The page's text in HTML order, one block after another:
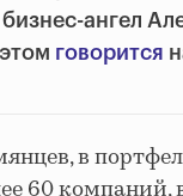
бизнес-ангел
говорится
в
60 компаний,